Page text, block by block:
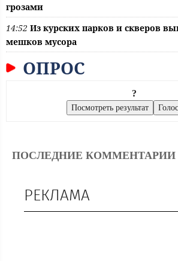
грозами
14:52 Из курских парков и скверов
мешков мусора
ОПРОС
?
ПОСЛЕДНИЕ КОММЕНТАРИИ
РЕКЛАМА